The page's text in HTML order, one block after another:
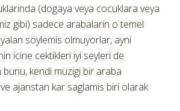
(dogaya veya cocuklara veya
gibi) sadece arabalarin o temel
söylemis olmuyorlar, ayni
icine cektikleri iyi seyleri de
bunu, kendi müzigi bir araba
ajanstan kar saglamis biri olarak